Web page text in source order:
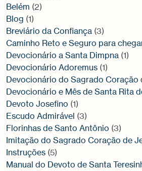
Belém (2)
Blog (1)
Breviário da Confiança (3)
Caminho Reto e Seguro para
Devocionário a Santa Dimpna (1)
Devocionário Adoremus (1)
Devocionário do Sagrado Coração
Devocionário e Mês de Santa Rita
Devoto Josefino (1)
Escudo Admirável (3)
Florinhas de Santo Antônio (3)
Imitação do Sagrado Coração de
Instruções (5)
Manual do Devoto de Santa